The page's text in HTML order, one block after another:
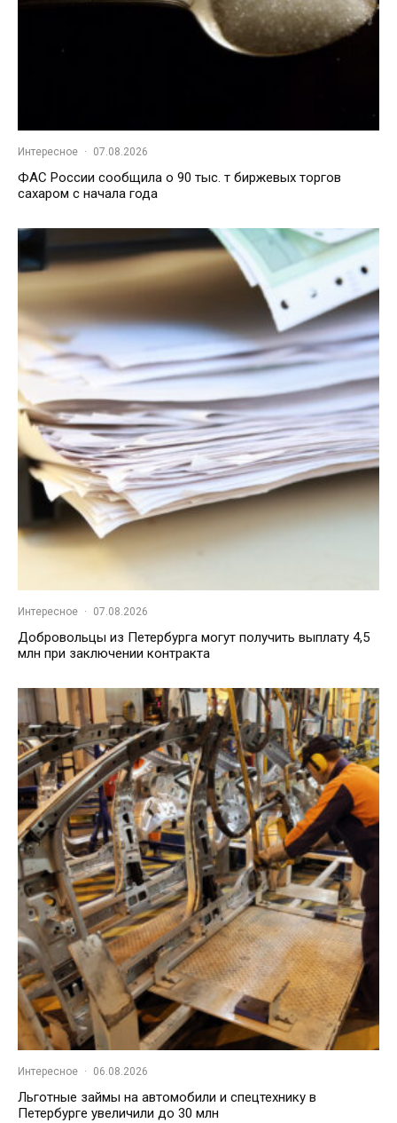
Интересное · 07.08.2026
ФАС России сообщила о 90 тыс. т биржевых торгов
сахаром с начала года
Интересное · 07.08.2026
Добровольцы из Петербурга могут получить выплату 4,5
млн при заключении контракта
Интересное · 06.08.2026
Льготные займы на автомобили и спецтехнику в
Петербурге увеличили до 30 млн